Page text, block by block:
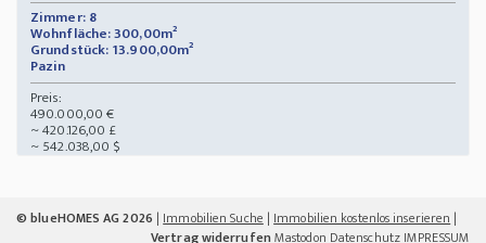
Zimmer: 8
Wohnfläche: 300,00m²
Grundstück: 13.900,00m²
Pazin
Preis:
490.000,00 €
~ 420.126,00 £
~ 542.038,00 $
© blueHOMES AG 2026 |Immobilien Suche|Immobilien kostenlos inserieren|
Vertrag widerrufenMastodon Datenschutz IMPRESSUM